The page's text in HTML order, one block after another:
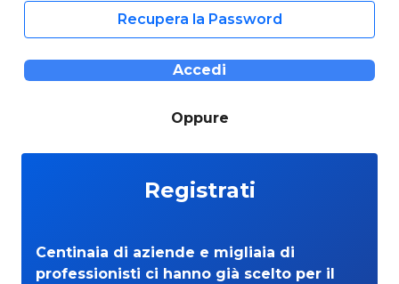
Recupera la Password
Accedi
Oppure
Registrati
Centinaia di aziende e migliaia di
professionisti ci hanno già scelto per il